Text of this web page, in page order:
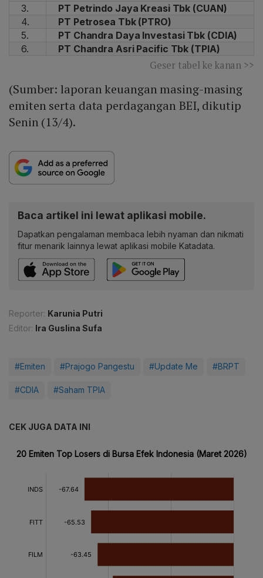
3.
PT Petrindo Jaya Kreasi Tbk (CUAN)
4.
PT Petrosea Tbk (PTRO)
5.
PT Chandra Daya Investasi Tbk (CDIA)
6.
PT Chandra Asri Pacific Tbk (TPIA)
Geser tabel ke kanan >>
(Sumber: laporan keuangan masing-masing
emiten serta data perdagangan BEI, dikutip
Senin (13/4).
Baca artikel ini lewat aplikasi mobile.
Dapatkan pengalaman membaca lebih nyaman dan nikmati
fitur menarik lainnya lewat aplikasi mobile Katadata.
Reporter: Karunia Putri
Editor: Ira Guslina Sufa
#Emiten #Prajogo Pangestu #Update Me #BRPT
#CDIA #Saham TPIA
CEK JUGA DATA INI